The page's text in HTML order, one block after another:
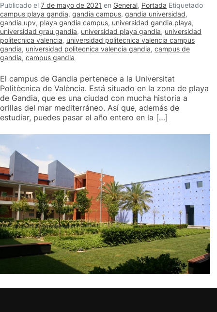
Publicado el 7 de mayo de 2021 en General, Portada Etiquetado
campus playa gandia, gandia campus, gandia universidad,
gandia upv, playa gandia campus, universidad gandia playa,
universidad grau gandia, universidad playa gandia, universidad
politecnica valencia, universidad politecnica valencia campus
gandia, universidad politecnica valencia gandia, campus de
gandia, campus gandia
El campus de Gandia pertenece a la Universitat
Politècnica de València. Está situado en la zona de playa
de Gandia, que es una ciudad con mucha historia a
orillas del mar mediterráneo. Así que, además de
estudiar, puedes pasar el año entero en la […]